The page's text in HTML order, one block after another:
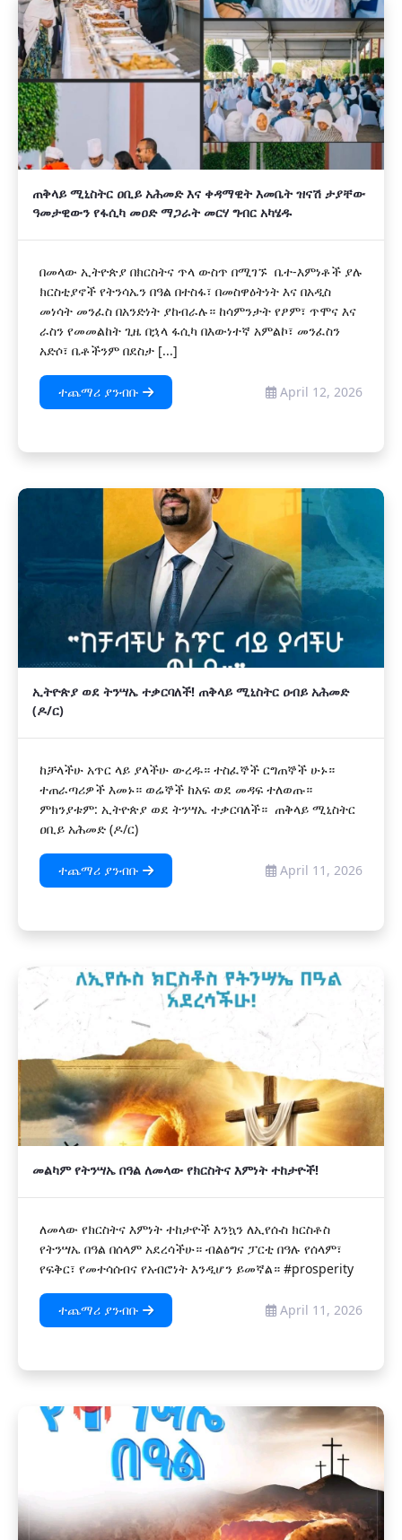
‎ጠቅላይ ሚኒስትር ዐቢይ አሕመድ እና ቀዳማዊት እመቤት ዝናሽ ታያቸው
ዓመታዊውን የፋሲካ መዐድ ማጋራት መርሃ ግብር አካሄዱ
በመላው ኢትዮጵያ በክርስትና ጥላ ውስጥ በሚገኙ ቤተ-እምነቶች ያሉ
ክርስቲያኖች የትንሳኤን በዓል በተስፋ፣ በመስዋዕትነት እና በአዲስ
መነሳት መንፈስ በአንድነት ያከብራሉ። ከሳምንታት የፆም፣ ጥሞና እና
ራስን የመመልከት ጊዜ በኋላ ፋሲካ በእውነተኛ አምልኮ፣ መንፈስን
አድሶ፣ ቤቶችንም በደስታ [...]
ተጨማሪ ያንብቡ April 12, 2026
ኢትዮጵያ ወደ ትንሣኤ ተቃርባለች! ጠቅላይ ሚኒስትር ዐብይ አሕመድ
(ዶ/ር)
ከቻላችሁ አጥር ላይ ያላችሁ ውረዱ። ተስፈኞች ርግጠኞች ሁኑ።
ተጠራጣሪዎች እመኑ። ወሬኞች ከአፍ ወደ መዳፍ ተለወጡ።
ምክንያቱም: ኢትዮጵያ ወደ ትንሣኤ ተቃርባለች። ጠቅላይ ሚኒስትር
ዐቢይ አሕመድ (ዶ/ር)
ተጨማሪ ያንብቡ April 11, 2026
መልካም የትንሣኤ በዓል ለመላው የክርስትና እምነት ተከታዮች!
ለመላው የክርስትና እምነት ተከታዮች እንኳን ለኢየሱስ ክርስቶስ
የትንሣኤ በዓል በሰላም አደረሳችሁ። ብልፅግና ፓርቲ በዓሉ የሰላም፣
የፍቅር፣ የመተሳሰብና የአብሮነት እንዲሆን ይመኛል። #prosperity
ተጨማሪ ያንብቡ April 11, 2026